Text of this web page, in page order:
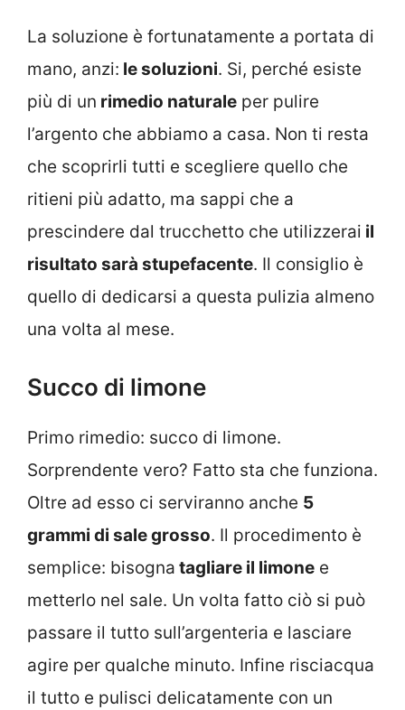
La soluzione è fortunatamente a portata di
mano, anzi: le soluzioni. Si, perché esiste
più di un rimedio naturale per pulire
l’argento che abbiamo a casa. Non ti resta
che scoprirli tutti e scegliere quello che
ritieni più adatto, ma sappi che a
prescindere dal trucchetto che utilizzerai il
risultato sarà stupefacente. Il consiglio è
quello di dedicarsi a questa pulizia almeno
una volta al mese.
Succo di limone
Primo rimedio: succo di limone.
Sorprendente vero? Fatto sta che funziona.
Oltre ad esso ci serviranno anche 5
grammi di sale grosso. Il procedimento è
semplice: bisogna tagliare il limone e
metterlo nel sale. Un volta fatto ciò si può
passare il tutto sull’argenteria e lasciare
agire per qualche minuto. Infine risciacqua
il tutto e pulisci delicatamente con un